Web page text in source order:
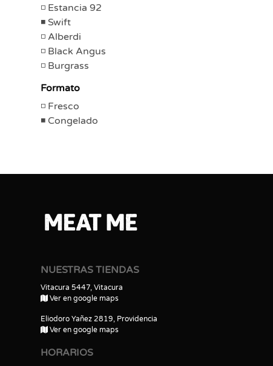
Estancia 92
Swift
Alberdi
Black Angus
Burgrass
Formato
Fresco
Congelado
NUESTRAS TIENDAS
Vitacura 5447, Vitacura
Ver en google maps
Eliodoro Yañez 2819, Providencia
Ver en google maps
HORARIOS